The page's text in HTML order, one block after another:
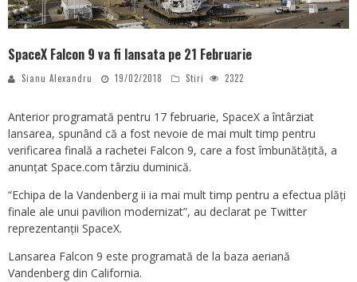
SpaceX Falcon 9 va fi lansata pe 21 Februarie
Sianu Alexandru 19/02/2018 Stiri 2322
Anterior programată pentru 17 februarie, SpaceX a întârziat
lansarea, spunând că a fost nevoie de mai mult timp pentru
verificarea finală a rachetei Falcon 9, care a fost îmbunătățită, a
anunțat Space.com târziu duminică.
“Echipa de la Vandenberg ii ia mai mult timp pentru a efectua plăți
finale ale unui pavilion modernizat”, au declarat pe Twitter
reprezentanții SpaceX.
Lansarea Falcon 9 este programată de la baza aeriană
Vandenberg din California.